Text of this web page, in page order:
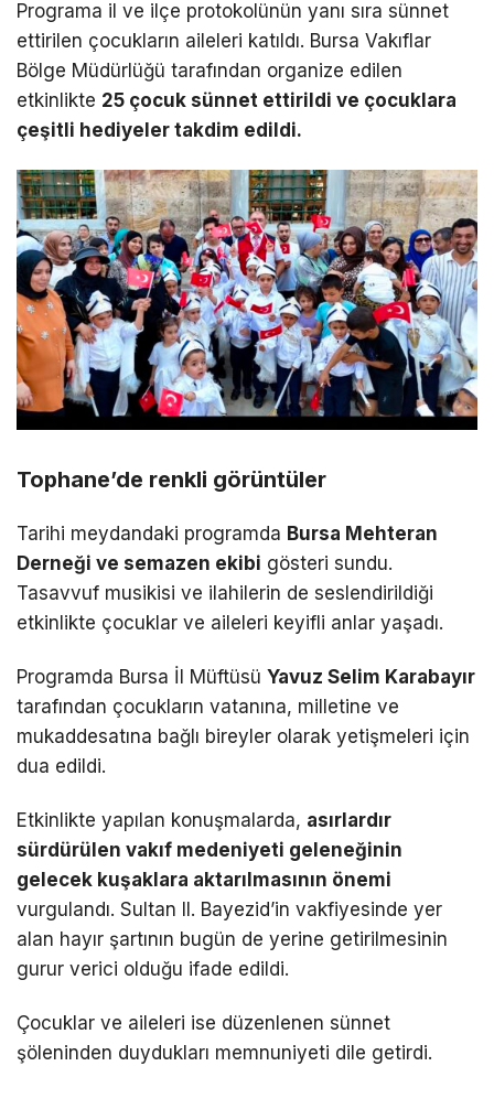
Programa il ve ilçe protokolünün yanı sıra sünnet
ettirilen çocukların aileleri katıldı. Bursa Vakıflar
Bölge Müdürlüğü tarafından organize edilen
etkinlikte 25 çocuk sünnet ettirildi ve çocuklara
çeşitli hediyeler takdim edildi.
Tophane’de renkli görüntüler
Tarihi meydandaki programda Bursa Mehteran
Derneği ve semazen ekibi gösteri sundu.
Tasavvuf musikisi ve ilahilerin de seslendirildiği
etkinlikte çocuklar ve aileleri keyifli anlar yaşadı.
Programda Bursa İl Müftüsü Yavuz Selim Karabayır
tarafından çocukların vatanına, milletine ve
mukaddesatına bağlı bireyler olarak yetişmeleri için
dua edildi.
Etkinlikte yapılan konuşmalarda, asırlardır
sürdürülen vakıf medeniyeti geleneğinin
gelecek kuşaklara aktarılmasının önemi
vurgulandı. Sultan II. Bayezid’in vakfiyesinde yer
alan hayır şartının bugün de yerine getirilmesinin
gurur verici olduğu ifade edildi.
Çocuklar ve aileleri ise düzenlenen sünnet
şöleninden duydukları memnuniyeti dile getirdi.